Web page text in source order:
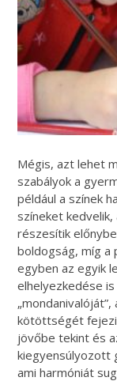
Mégis, azt lehet
szabályok a
például a színek
színeket
részesítik
boldogság, míg a
egyben az egyik
elhelyezkedése
kötöttségét fejezi
jövőbe tekint és
kiegyensúlyozott
ami harmóniát